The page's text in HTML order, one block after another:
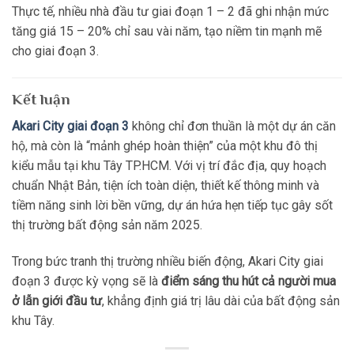
Thực tế, nhiều nhà đầu tư giai đoạn 1 – 2 đã ghi nhận mức
tăng giá 15 – 20% chỉ sau vài năm, tạo niềm tin mạnh mẽ
cho giai đoạn 3.
Kết luận
Akari City giai đoạn 3 không chỉ đơn thuần là một dự án căn
hộ, mà còn là “mảnh ghép hoàn thiện” của một khu đô thị
kiểu mẫu tại khu Tây TP.HCM. Với vị trí đắc địa, quy hoạch
chuẩn Nhật Bản, tiện ích toàn diện, thiết kế thông minh và
tiềm năng sinh lời bền vững, dự án hứa hẹn tiếp tục gây sốt
thị trường bất động sản năm 2025.
Trong bức tranh thị trường nhiều biến động, Akari City giai
đoạn 3 được kỳ vọng sẽ là điểm sáng thu hút cả người mua
ở lẫn giới đầu tư, khẳng định giá trị lâu dài của bất động sản
khu Tây.